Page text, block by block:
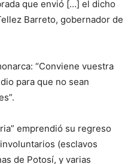
que envió […] el dicho
Barreto, gobernador de
“Conviene vuestra
para que no sean
emprendió su regreso
(esclavos
de Potosí, y varias